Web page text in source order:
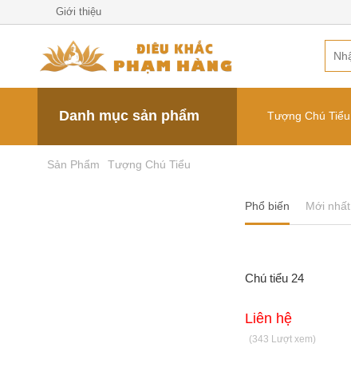
Giới thiệu
Danh mục sản phẩm Tượng Chú Tiểu
Phật Đản Sanh
Lư hương
TIN TỨC
Sản Phẩm
Tượng Chú Tiểu
Phổ biến Mới nhất
Chú tiểu 24
Liên hệ
(343 Lượt xem)